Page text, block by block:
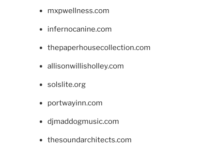
mxpwellness.com
infernocanine.com
thepaperhousecollection.com
allisonwillisholley.com
solslite.org
portwayinn.com
djmaddogmusic.com
thesoundarchitects.com